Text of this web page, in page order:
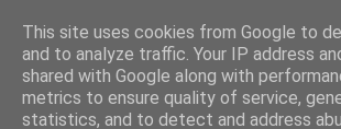
This site uses cookies from Google to
and to analyze traffic. Your IP address
shared with Google along with
metrics to ensure quality of service,
statistics, and to detect and address